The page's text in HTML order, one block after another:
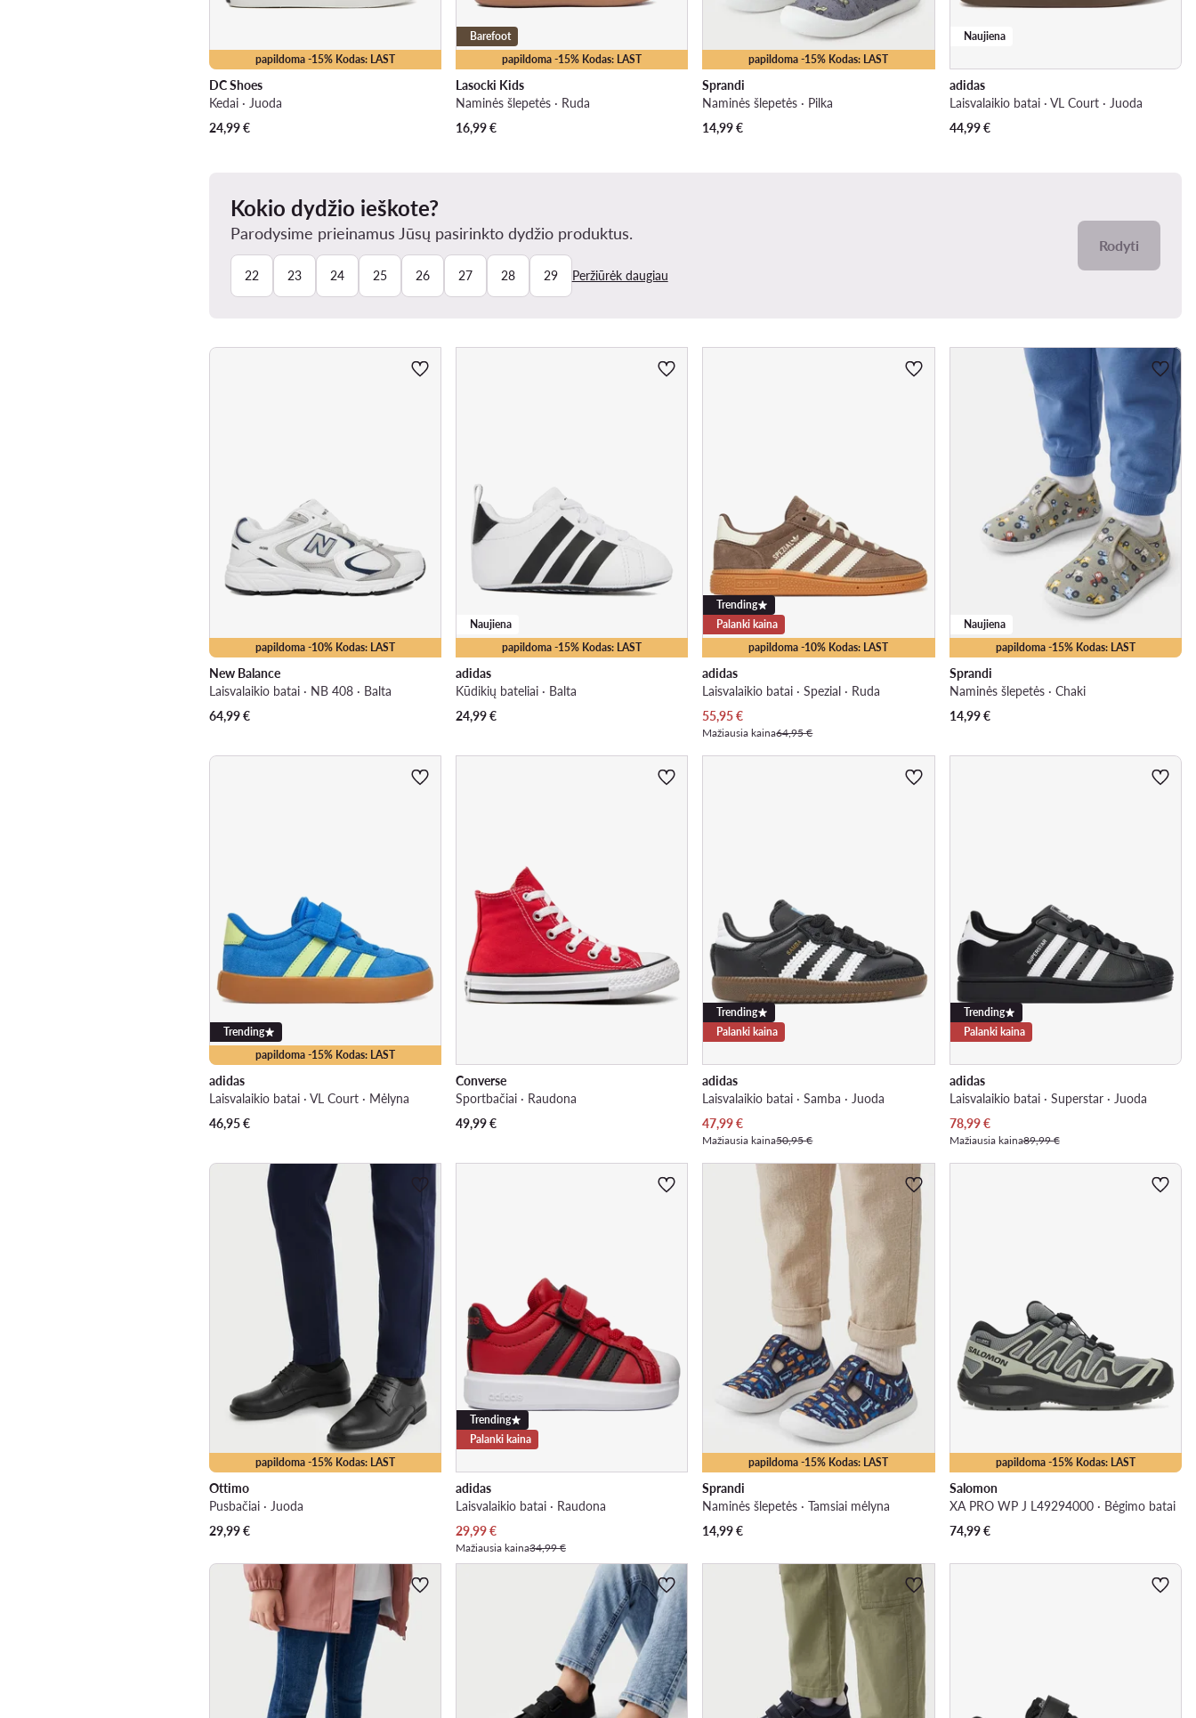
papildoma -15% Kodas: LAST
DC Shoes
Kedai · Juoda
24,99€
papildoma -15% Kodas: LAST
Barefoot
Lasocki Kids
Naminės šlepetės · Ruda
16,99€
papildoma -15% Kodas: LAST
Sprandi
Naminės šlepetės · Pilka
14,99€
Naujiena
adidas
Laisvalaikio batai · VL Court · Juoda
44,99€
Kokio dydžio ieškote?
Parodysime prieinamus Jūsų pasirinkto dydžio produktus.
22 23 24 25 26 27 28 29 Peržiūrėk daugiau
Rodyti
papildoma -10% Kodas: LAST
New Balance
Laisvalaikio batai · NB 408 · Balta
64,99€
papildoma -15% Kodas: LAST
Naujiena
adidas
Kūdikių bateliai · Balta
24,99€
papildoma -10% Kodas: LAST
Trending
Palanki kaina
adidas
Laisvalaikio batai · Spezial · Ruda
Dabartinė kaina
55,95€
Mažiausia kaina64,95 €
papildoma -15% Kodas: LAST
Naujiena
Sprandi
Naminės šlepetės · Chaki
14,99€
papildoma -15% Kodas: LAST
Trending
adidas
Laisvalaikio batai · VL Court · Mėlyna
46,95€
Converse
Sportbačiai · Raudona
49,99€
Trending
Palanki kaina
adidas
Laisvalaikio batai · Samba · Juoda
Dabartinė kaina
47,99€
Mažiausia kaina50,95 €
Trending
Palanki kaina
adidas
Laisvalaikio batai · Superstar · Juoda
Dabartinė kaina
78,99€
Mažiausia kaina89,99 €
papildoma -15% Kodas: LAST
Ottimo
Pusbačiai · Juoda
29,99€
Trending
Palanki kaina
adidas
Laisvalaikio batai · Raudona
Dabartinė kaina
29,99€
Mažiausia kaina34,99 €
papildoma -15% Kodas: LAST
Sprandi
Naminės šlepetės · Tamsiai mėlyna
14,99€
papildoma -15% Kodas: LAST
Salomon
XA PRO WP J L49294000 · Bėgimo batai
74,99€